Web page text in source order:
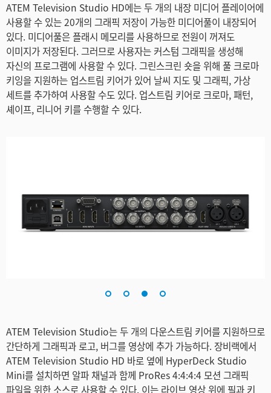
ATEM Television Studio HD에는 두 개의 내장 미디어 플레이어에
사용할 수 있는 20개의 그래픽 저장이 가능한 미디어풀이 내장되어
있다. 미디어풀은 플래시 메모리를 사용하므로 전원이 꺼져도
이미지가 저장된다. 그러므로 사용자는 커스텀 그래픽을 생성해
자신의 프로그램에 사용할 수 있다. 그린스크린 숏을 위해 풀 크로마
키잉을 지원하는 업스트림 키어가 있어 날씨 지도 및 그래픽, 가상
세트를 추가하여 사용할 수도 있다. 업스트림 키어로 크로마, 패턴,
셰이프, 리니어 키를 수행할 수 있다.
ATEM Television Studio는 두 개의 다운스트림 키어를 지원하므로
간단하게 그래픽과 로고, 버그를 영상에 추가 가능하다. 장비랙에서
ATEM Television Studio HD 바로 옆에 HyperDeck Studio
Mini를 설치하면 알파 채널과 함께 ProRes 4:4:4:4 모션 그래픽
파일을 위한 소스로 사용할 수 있다. 이는 라이브 영상 위에 필과 키